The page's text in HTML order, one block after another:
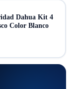
Dahua Kit 4
Color Blanco